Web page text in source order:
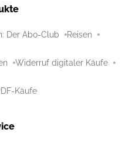
Der Abo-Club Reisen
Widerruf digitaler Käufe
Käufe